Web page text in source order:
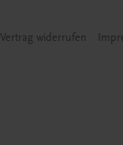
Vertrag widerrufen